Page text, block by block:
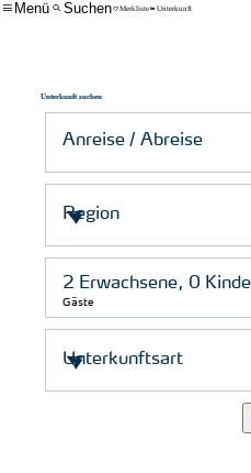
Menü Suchen Merkliste Unterkunft
Unterkunft suchen
Gäste